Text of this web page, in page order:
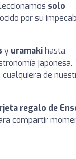
solo
por su
y uramaki hasta
japonesa.
de
regalo de
compartir